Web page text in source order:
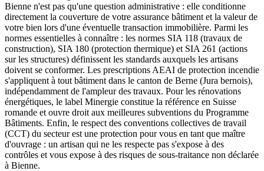
Bienne n'est pas qu'une question administrative : elle conditionne
directement la couverture de votre assurance bâtiment et la valeur de
votre bien lors d'une éventuelle transaction immobilière. Parmi les
normes essentielles à connaître : les normes SIA 118 (travaux de
construction), SIA 180 (protection thermique) et SIA 261 (actions
sur les structures) définissent les standards auxquels les artisans
doivent se conformer. Les prescriptions AEAI de protection incendie
s'appliquent à tout bâtiment dans le canton de Berne (Jura bernois),
indépendamment de l'ampleur des travaux. Pour les rénovations
énergétiques, le label Minergie constitue la référence en Suisse
romande et ouvre droit aux meilleures subventions du Programme
Bâtiments. Enfin, le respect des conventions collectives de travail
(CCT) du secteur est une protection pour vous en tant que maître
d'ouvrage : un artisan qui ne les respecte pas s'expose à des
contrôles et vous expose à des risques de sous-traitance non déclarée
à Bienne.